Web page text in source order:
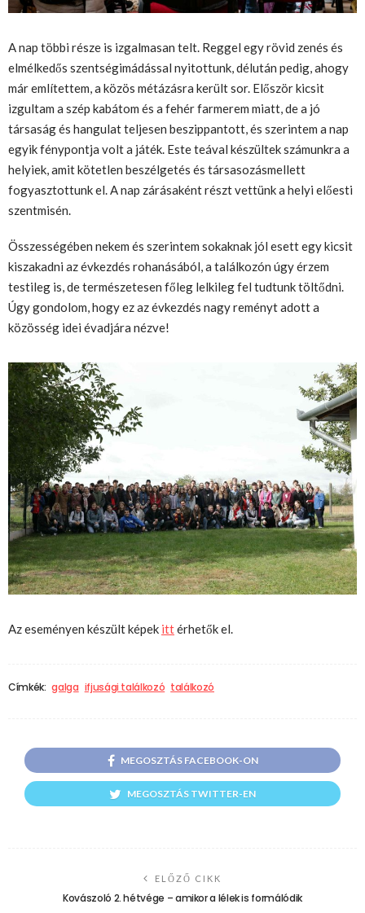
A nap többi része is izgalmasan telt. Reggel egy rövid zenés és
elmélkedős szentségimádással nyitottunk, délután pedig, ahogy
már említettem, a közös métázásra került sor. Először kicsit
izgultam a szép kabátom és a fehér farmerem miatt, de a jó
társaság és hangulat teljesen beszippantott, és szerintem a nap
egyik fénypontja volt a játék. Este teával készültek számunkra a
helyiek, amit kötetlen beszélgetés és társasozásmellett
fogyasztottunk el.A nap zárásakéntrésztvettünk a helyi előesti
szentmisén.
Összességében nekem és szerintem sokaknak jól esett egy kicsit
kiszakadni az évkezdés rohanásából, a találkozón úgy érzem
testileg is, de természetesen főleg lelkileg fel tudtunk töltődni.
Úgy gondolom, hogy ez az évkezdés nagyreménytadotta
közösség idei évadjára nézve!
Az eseményen készült képek ittérhetők el.
Címkék: galga ifjusági találkozó találkozó
MEGOSZTÁS FACEBOOK-ON
MEGOSZTÁS TWITTER-EN
ELŐZŐ CIKK
Kovászoló 2. hétvége – amikor a lélek is formálódik